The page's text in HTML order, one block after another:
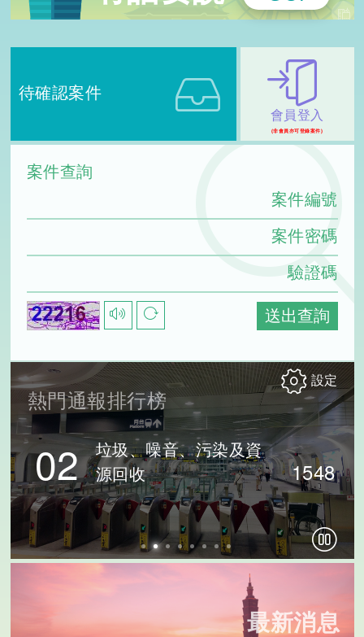
待確認案件
會員登入
(非會員亦可登錄案件)
案件查詢
案件編號
案件密碼
驗證碼
擊
撥
放
語
音
驗
證
碼
點
擊
重
新
產
生
驗
證
碼
送出查詢
設定
熱門通報排行榜
02
垃圾、噪音、污染及資
源回收
1548
設定資料 確定
設定查詢時間區間
[object Object]
設定查詢依據
[object Object]
最新消息